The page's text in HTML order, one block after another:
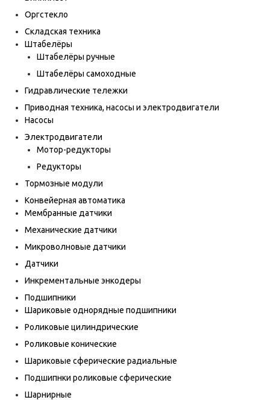
Оргстекло
Складская техника
Штабелёры
Штабелёры ручные
Штабелёры самоходные
Гидравлические тележки
Приводная техника, насосы и электродвигатели
Насосы
Электродвигатели
Мотор-редукторы
Редукторы
Тормозные модули
Конвейерная автоматика
Мембранные датчики
Механические датчики
Микроволновые датчики
Датчики
Инкрементальные энкодеры
Подшипники
Шариковые однорядные подшипники
Роликовые цилиндрические
Роликовые конические
Шариковые сферические радиальные
Подшипнки роликовые сферические
Шарнирные